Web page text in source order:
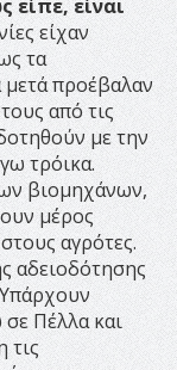
είπε, είναι
είχαν
τα
προέβαλαν
από τις
με την
τρόικα.
βιομηχάνων,
μέρος
αγρότες.
αδειοδότησης
Υπάρχουν
Πέλλα και
τις